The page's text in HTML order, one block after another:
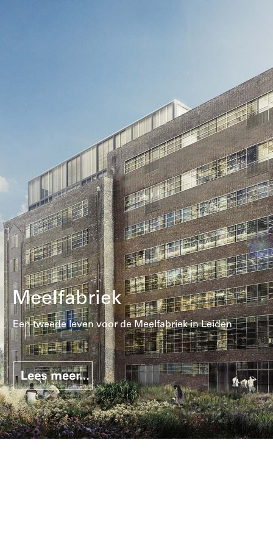
Meelfabriek
Een tweede leven voor de Meelfabriek in Leiden